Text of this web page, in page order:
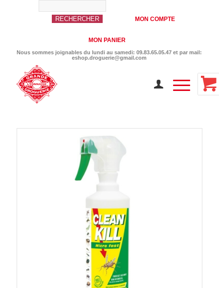
MON COMPTE
MON PANIER
Nous sommes joignables du lundi au samedi: 09.83.65.05.47 et par mail:
eshop.droguerie@gmail.com